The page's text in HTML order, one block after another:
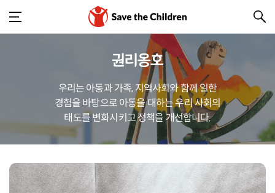
권리옹호
우리는 아동과 가족, 지역사회와 함께 일한
경험을 바탕으로 아동을 대하는 우리 사회의
태도를 변화시키고 정책을 개선합니다.